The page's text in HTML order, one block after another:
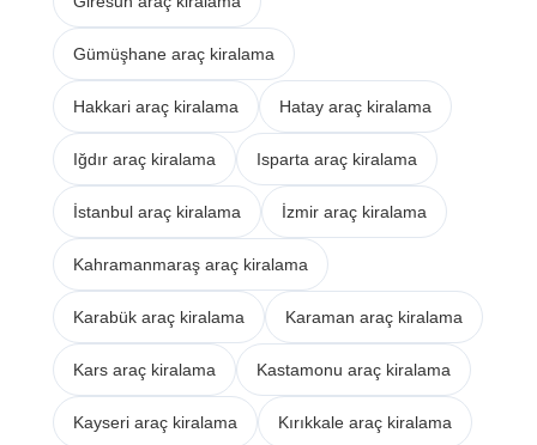
Gümüşhane araç kiralama
Hakkari araç kiralama Hatay araç kiralama
Iğdır araç kiralama Isparta araç kiralama
İstanbul araç kiralama İzmir araç kiralama
Kahramanmaraş araç kiralama
Karabük araç kiralama Karaman araç kiralama
Kars araç kiralama Kastamonu araç kiralama
Kayseri araç kiralama Kırıkkale araç kiralama